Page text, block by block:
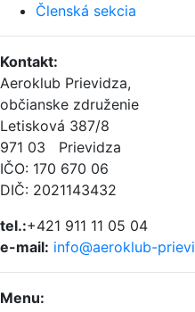
Členská sekcia
Kontakt:
Aeroklub Prievidza,
občianske združenie
Letisková 387/8
971 03 Prievidza
IČO: 170 670 06
DIČ: 2021143432
tel.:+421 911 11 05 04
e-mail: info@aeroklub-
Menu: